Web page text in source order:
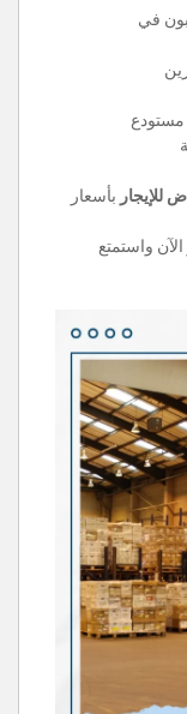
في
مستودع
للإيجار بأسعار
واستمتع